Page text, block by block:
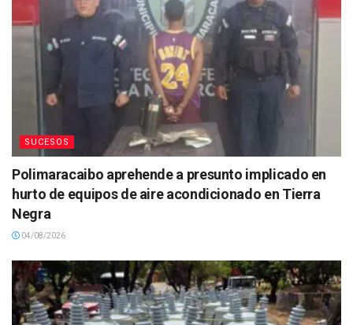
SUCESOS
Polimaracaibo aprehende a presunto implicado en
hurto de equipos de aire acondicionado en Tierra
Negra
04/08/2026